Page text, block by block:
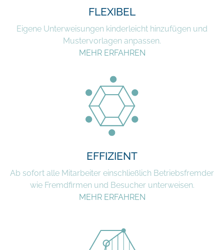
FLEXIBEL
Eigene Unterweisungen kinderleicht hinzufügen und
Mustervorlagen anpassen.
MEHR ERFAHREN
EFFIZIENT
Ab sofort alle Mitarbeiter einschließlich Betriebsfremder
wie Fremdfirmen und Besucher unterweisen.
MEHR ERFAHREN